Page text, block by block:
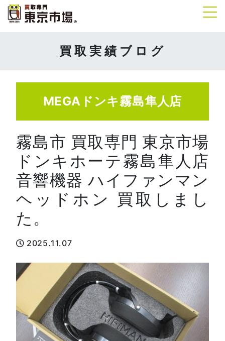
買取実績ブログ
MEGAドンキ霧島隼人店
霧島市 買取専門 東京市場
ドンキホーテ霧島隼人店
音響機器 ハイファンマン
ヘッドホン 買取しまし
た。
2025.11.07